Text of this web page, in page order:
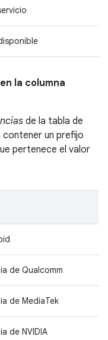
la columna
de la tabla de
contener un prefijo
pertenece el valor
de Qualcomm
de MediaTek
de NVIDIA